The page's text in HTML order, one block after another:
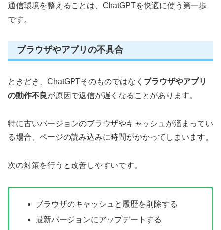
通信環境を整えることは、ChatGPTを快適に使う第一歩
です。
ブラウザやアプリの不具合
ときどき、ChatGPTそのものではなく ブラウザやアプリ
の動作不良が原因で返信が遅くなることがあります。
特に古いバージョンのブラウザやキャッシュが溜まってい
る場合、ページの読み込みに時間がかかってしまいます。
次の対策を行うと改善しやすいです。
ブラウザのキャッシュと履歴を削除する
最新バージョンにアップデートする